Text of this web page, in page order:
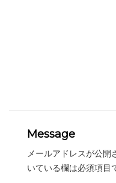
Message
メールアドレスが公開
いている欄は必須項目